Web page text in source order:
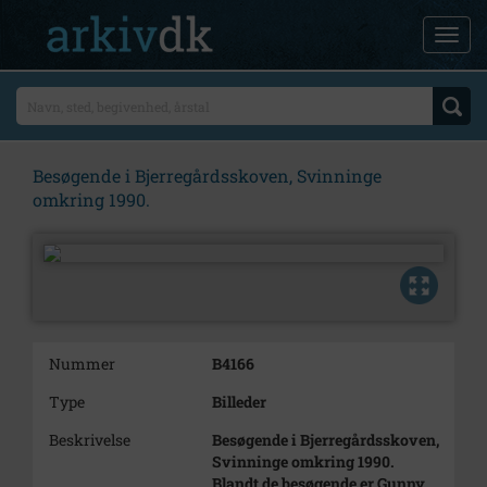
Besøgende i Bjerregårdsskoven, Svinninge
omkring 1990.
Nummer
B4166
Type
Billeder
Beskrivelse
Besøgende i Bjerregårdsskoven,
Svinninge omkring 1990.